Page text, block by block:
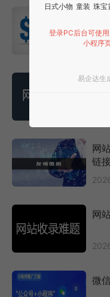
网
义
网
网
链
网
微
日式小物 童装 珠宝
登录PC后台可使
小程序
易企达生